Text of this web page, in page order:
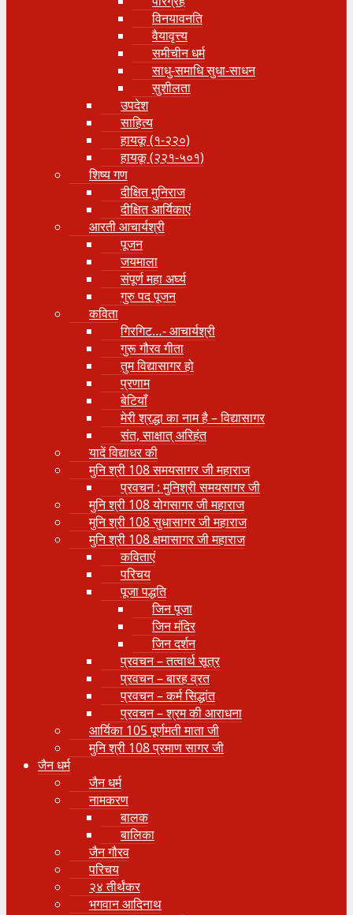
विनयावनति
वैयावृत्त्य
समीचीन धर्म
साधु-समाधि सुधा-साधन
सुशीलता
उपदेश
साहित्य
हायकू (१‍-२२०)
हायकू (२२१-५०१)
शिष्य गण
दीक्षित मुनिराज
दीक्षित आर्यिकाएं
आरती आचार्यश्री
पूजन
जयमाला
संपूर्ण महा अर्घ्य
गुरु पद पूजन
कविता
गिरगिट…- आचार्यश्री
गुरू गौरव गीता
तुम विद्यासागर हो
प्रणाम
बेटियाँ
मेरी श्रद्धा का नाम है – विद्यासागर
संत, साक्षात् अरिहंत
यादें विद्याधर की
मुनि श्री 108 समयसागर जी महाराज
प्रवचन : मुनिश्री समयसागर जी
मुनि श्री 108 योगसागर जी महाराज
मुनि श्री 108 सुधासागर जी महाराज
मुनि श्री 108 क्षमासागर जी महाराज
कविताएं
परिचय
पूजा पद्धति
जिन पूजा
जिन मंदिर
जिन दर्शन
प्रवचन – तत्वार्थ सूत्र
प्रवचन – बारह व्रत
प्रवचन – कर्म सिद्धांत
प्रवचन – श्रम की आराधना
आर्यिका 105 पूर्णमती माता जी
मुनि श्री 108 प्रमाण सागर जी
जैन धर्म
जैन धर्म
नामकरण
बालक
बालिका
जैन गौरव
परिचय
२४ तीर्थंकर
भगवान आदिनाथ